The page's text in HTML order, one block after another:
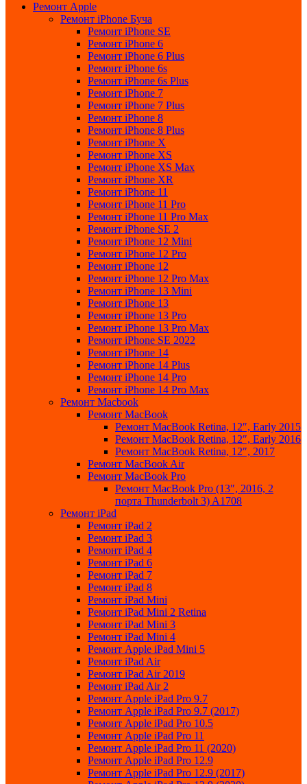
Ремонт Apple
Ремонт iPhone Буча
Ремонт iPhone SE
Ремонт iPhone 6
Ремонт iPhone 6 Plus
Ремонт iPhone 6s
Ремонт iPhone 6s Plus
Ремонт iPhone 7
Ремонт iPhone 7 Plus
Ремонт iPhone 8
Ремонт iPhone 8 Plus
Ремонт iPhone X
Ремонт iPhone XS
Ремонт iPhone XS Max
Ремонт iPhone XR
Ремонт iPhone 11
Ремонт iPhone 11 Pro
Ремонт iPhone 11 Pro Max
Ремонт iPhone SE 2
Ремонт iPhone 12 Mini
Ремонт iPhone 12 Pro
Ремонт iPhone 12
Ремонт iPhone 12 Pro Max
Ремонт iPhone 13 Mini
Ремонт iPhone 13
Ремонт iPhone 13 Pro
Ремонт iPhone 13 Pro Max
Ремонт iPhone SE 2022
Ремонт iPhone 14
Ремонт iPhone 14 Plus
Ремонт iPhone 14 Pro
Ремонт iPhone 14 Pro Max
Ремонт Macbook
Ремонт MacBook
Ремонт MacBook Retina, 12″, Early 2015
Ремонт MacBook Retina, 12″, Early 2016
Ремонт MacBook Retina, 12″, 2017
Ремонт MacBook Air
Ремонт MacBook Pro
Ремонт MacBook Pro (13″, 2016, 2
порта Thunderbolt 3) A1708
Ремонт iPad
Ремонт iPad 2
Ремонт iPad 3
Ремонт iPad 4
Ремонт iPad 6
Ремонт iPad 7
Ремонт iPad 8
Ремонт iPad Mini
Ремонт iPad Mini 2 Retina
Ремонт iPad Mini 3
Ремонт iPad Mini 4
Ремонт Apple iPad Mini 5
Ремонт iPad Air
Ремонт iPad Air 2019
Ремонт iPad Air 2
Ремонт Apple iPad Pro 9.7
Ремонт Apple iPad Pro 9.7 (2017)
Ремонт Apple iPad Pro 10.5
Ремонт Apple iPad Pro 11
Ремонт Apple iPad Pro 11 (2020)
Ремонт Apple iPad Pro 12.9
Ремонт Apple iPad Pro 12.9 (2017)